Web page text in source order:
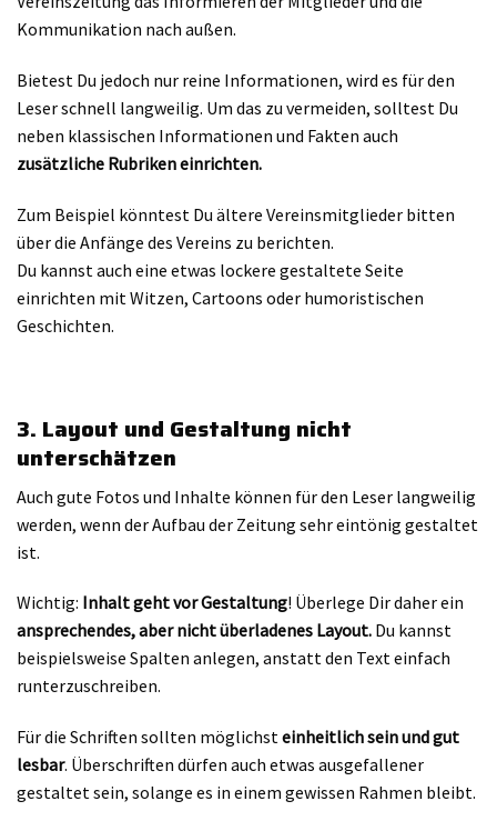
Kommunikation nach außen.
Bietest Du jedoch nur reine Informationen, wird es für den
Leser schnell langweilig. Um das zu vermeiden, solltest Du
neben klassischen Informationen und Fakten auch
zusätzliche Rubriken einrichten.
Zum Beispiel könntest Du ältere Vereinsmitglieder bitten
über die Anfänge des Vereins zu berichten.
Du kannst auch eine etwas lockere gestaltete Seite
einrichten mit Witzen, Cartoons oder humoristischen
Geschichten.
3. Layout und Gestaltung nicht
unterschätzen
Auch gute Fotos und Inhalte können für den Leser langweilig
werden, wenn der Aufbau der Zeitung sehr eintönig gestaltet
ist.
Wichtig: Inhalt geht vor Gestaltung! Überlege Dir daher ein
ansprechendes, aber nicht überladenes Layout. Du kannst
beispielsweise Spalten anlegen, anstatt den Text einfach
runterzuschreiben.
Für die Schriften sollten möglichsteinheitlich sein und gut
lesbar. Überschriften dürfen auch etwas ausgefallener
gestaltet sein, solange es in einem gewissen Rahmen bleibt.